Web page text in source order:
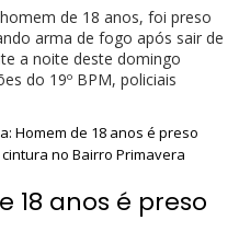
de 18 anos, foi preso
arma de fogo após sair de
a noite deste domingo
do 19º BPM, policiais
Homem de 18 anos é preso
no Bairro Primavera
18 anos é preso